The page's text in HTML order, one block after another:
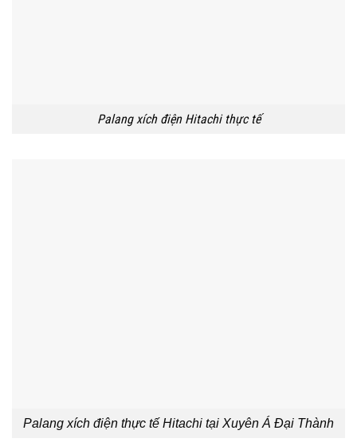
Palang xích điện Hitachi thực tế
Palang xích điện thực tế Hitachi tại Xuyên Á Đại Thành